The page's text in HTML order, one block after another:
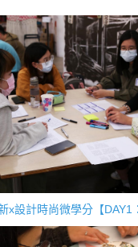
x設計時尚微學分【DAY1